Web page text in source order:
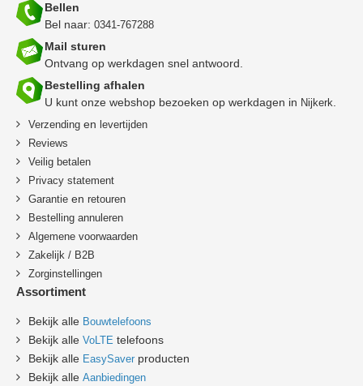
Bellen
Bel naar: 0341-767288
Mail sturen
Ontvang op werkdagen snel antwoord.
Bestelling afhalen
U kunt onze webshop bezoeken op werkdagen in Nijkerk
Verzending en levertijden
Reviews
Veilig betalen
Privacy statement
Garantie en retouren
Bestelling annuleren
Algemene voorwaarden
Zakelijk / B2B
Zorginstellingen
Assortiment
Bekijk alle Bouwtelefoons
Bekijk alle VoLTE telefoons
Bekijk alle EasySaver producten
Bekijk alle Aanbiedingen